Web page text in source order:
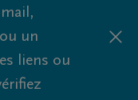
un
liens ou